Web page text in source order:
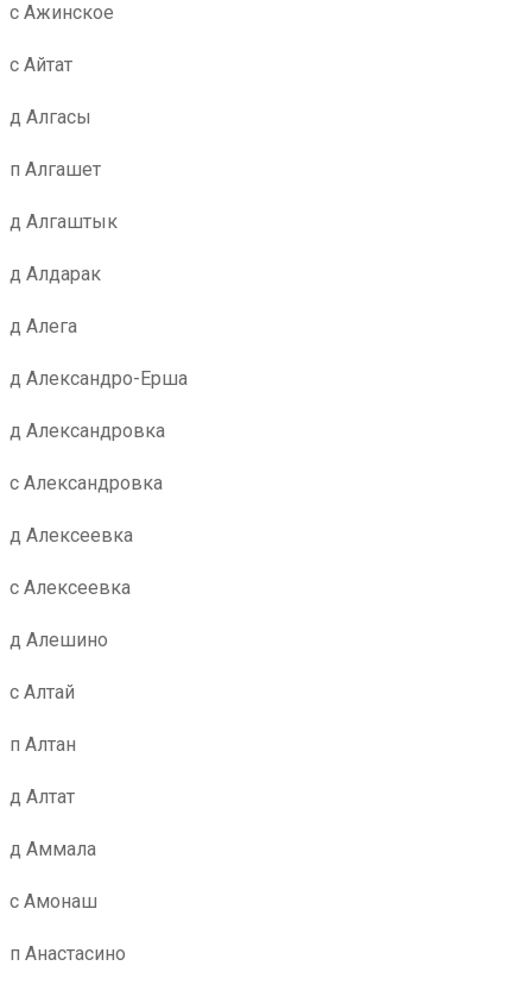
с Ажинское
с Айтат
д Алгасы
п Алгашет
д Алгаштык
д Алдарак
д Алега
д Александро-Ерша
д Александровка
с Александровка
д Алексеевка
с Алексеевка
д Алешино
с Алтай
п Алтан
д Алтат
д Аммала
с Амонаш
п Анастасино